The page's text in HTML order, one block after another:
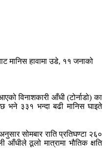
विनाशकारी आँधी (टोर्नाडो) का
भने ३३१ भन्दा बढी मानिस घाइते
सोमबार राति प्रतिघण्टा २६०
आँधीले ठूलो मात्रामा भौतिक क्षति